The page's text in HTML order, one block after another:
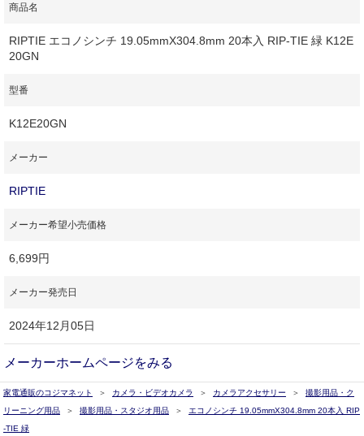
商品名
RIPTIE エコノシンチ 19.05mmX304.8mm 20本入 RIP-TIE 緑 K12E
20GN
型番
K12E20GN
メーカー
RIPTIE
メーカー希望小売価格
6,699円
メーカー発売日
2024年12月05日
メーカーホームページをみる
家電通販のコジマネット カメラ・ビデオカメラ カメラアクセサリー
撮影用品・ク
リーニング用品
撮影用品・スタジオ用品
エコノシンチ 19.05mmX304.8mm 20本入 RIP
-TIE 緑